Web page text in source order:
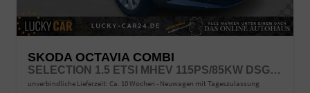
SKODA OCTAVIA COMBI
SELECTION 1.5 ETSI MHEV 115PS/85KW DSG7 2026
unverbindliche Lieferzeit: Ca. 10 Wochen Neuwagen mit Tageszulassung